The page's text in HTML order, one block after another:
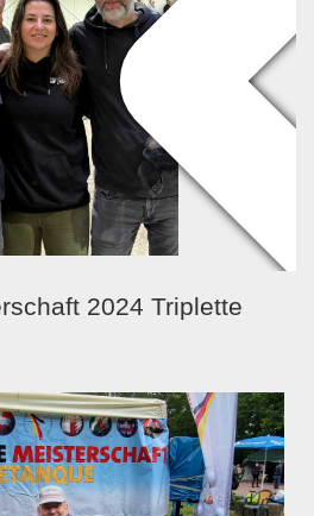
2024 Triplette